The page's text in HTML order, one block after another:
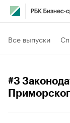
Все выпуски
#3